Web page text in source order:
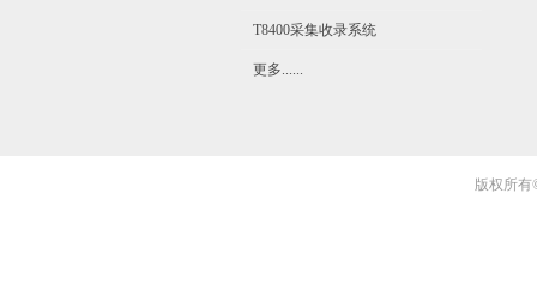
T8400采集收录系统
更多......
版权所